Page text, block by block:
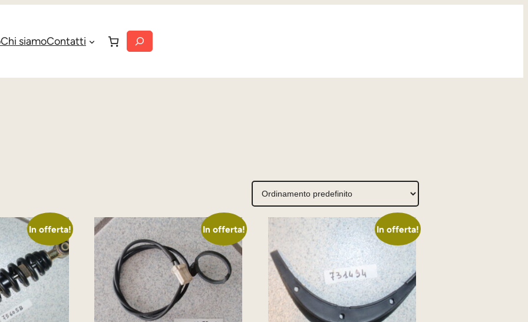
Chi siamoContatti Cerca
In offerta! In offerta! In offerta!